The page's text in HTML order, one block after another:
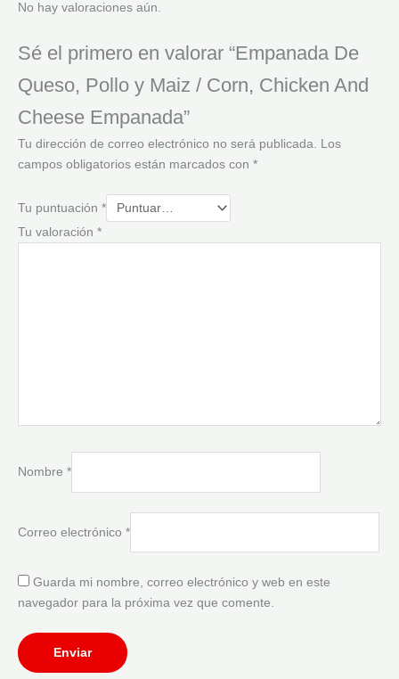
No hay valoraciones aún.
Sé el primero en valorar “Empanada De
Queso, Pollo y Maiz / Corn, Chicken And
Cheese Empanada”
Tu dirección de correo electrónico no será publicada. Los
campos obligatorios están marcados con *
Tu puntuación *
Tu valoración *
Nombre *
Correo electrónico *
Guarda mi nombre, correo electrónico y web en este
navegador para la próxima vez que comente.